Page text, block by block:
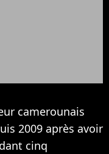
camerounais
2009 après avoir
cinq